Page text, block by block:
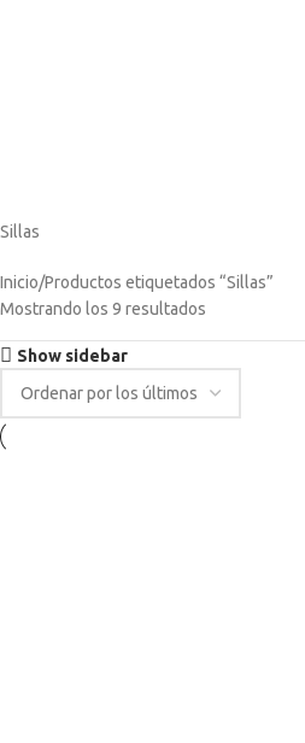
Sillas
Inicio Productos etiquetados “Sillas”
Mostrando los 9 resultados
Show sidebar